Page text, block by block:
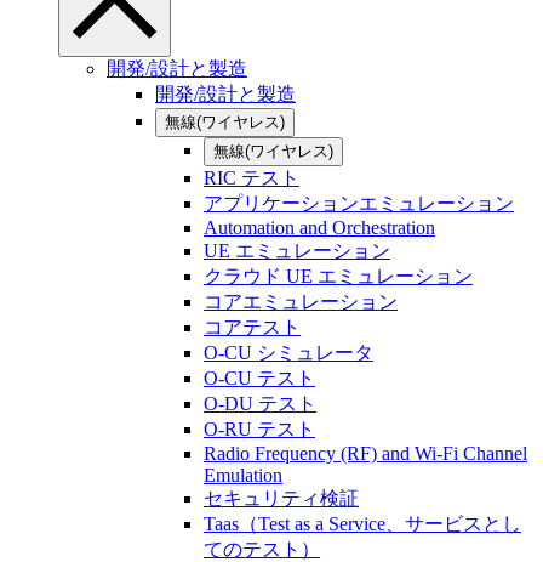
開発/設計と製造
開発/設計と製造
無線(ワイヤレス)
無線(ワイヤレス)
RIC テスト
アプリケーションエミュレーション
Automation and Orchestration
UE エミュレーション
クラウド UE エミュレーション
コアエミュレーション
コアテスト
O-CU シミュレータ
O-CU テスト
O-DU テスト
O-RU テスト
Radio Frequency (RF) and Wi-Fi Channel
Emulation
セキュリティ検証
Taas（Test as a Service、サービスとし
てのテスト）